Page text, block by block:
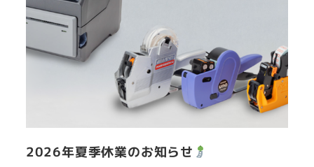
2026年夏季休業のお知らせ